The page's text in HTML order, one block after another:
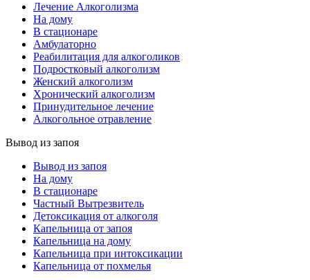
Лечение Алкоголизма
На дому
В стационаре
Амбулаторно
Реабилитация для алкоголиков
Подростковый алкоголизм
Женский алкоголизм
Хронический алкоголизм
Принудительное лечение
Алкогольное отравление
Вывод из запоя
Вывод из запоя
На дому
В стационаре
Частный Вытрезвитель
Детоксикация от алкоголя
Капельница от запоя
Капельница на дому
Капельница при интоксикации
Капельница от похмелья